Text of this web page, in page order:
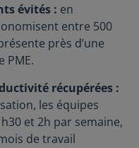
évités : en
entre 500
près d’une
PME.
récupérées :
les équipes
et 2h par semaine,
de travail